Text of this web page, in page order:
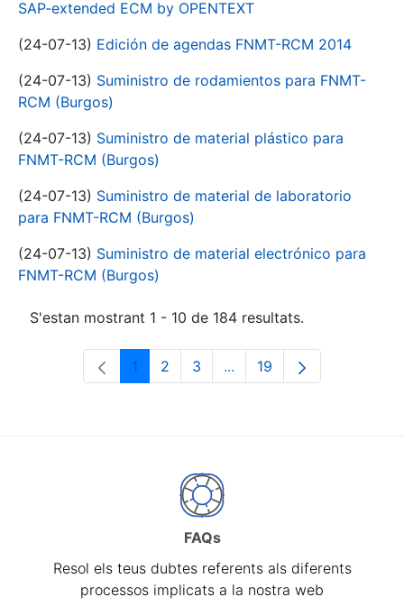
SAP-extended ECM by OPENTEXT
(24-07-13) Edición de agendas FNMT-RCM 2014
(24-07-13) Suministro de rodamientos para FNMT-
RCM (Burgos)
(24-07-13) Suministro de material plástico para
FNMT-RCM (Burgos)
(24-07-13) Suministro de material de laboratorio
para FNMT-RCM (Burgos)
(24-07-13) Suministro de material electrónico para
FNMT-RCM (Burgos)
S'estan mostrant 1 - 10 de 184 resultats.
Pàgina
1 Pàgina
2 Pàgina
3 ...Pàgines intermèdies
Pàgina
19
FAQs
Resol els teus dubtes referents als diferents
processos implicats a la nostra web